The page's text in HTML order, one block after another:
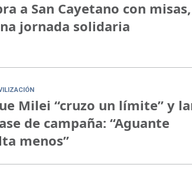
a San Cayetano con misas,
jornada solidaria
Milei “cruzo un límite” y
de campaña: “Aguante
menos”